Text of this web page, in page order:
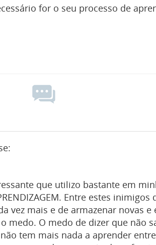
for o seu processo de
que utilizo bastante em
Entre estes
vez mais e de armazenar novas e
medo. O medo de dizer que não
tem mais nada a aprender